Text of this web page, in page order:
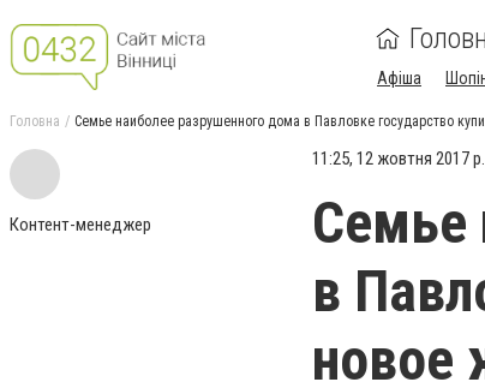
Афіша
Головна Семье наиболее разрушенного дома в Павловке государство
Контент-менеджер
11:25, 12 жовтня 2017 р.
Семье
в
новое